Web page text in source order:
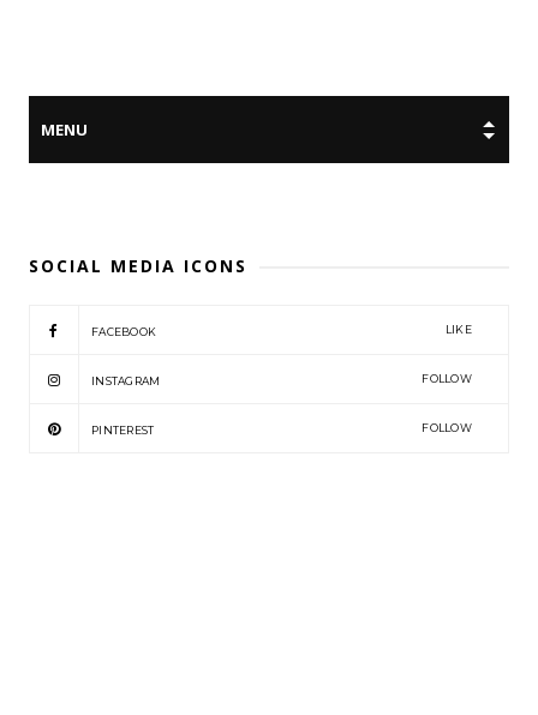
SOCIAL MEDIA ICONS
FACEBOOK LIKE
INSTAGRAM FOLLOW
PINTEREST FOLLOW